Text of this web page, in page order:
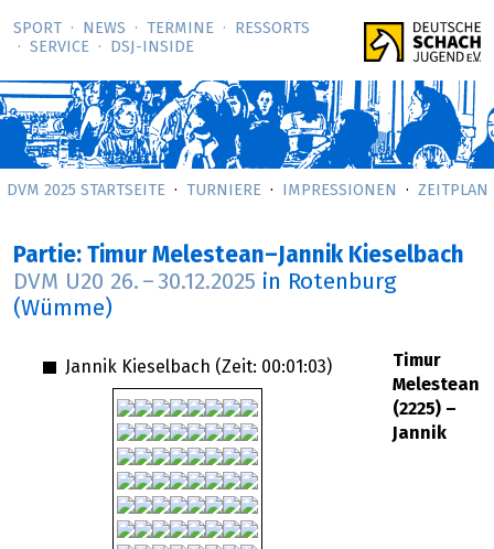
SPORT NEWS TERMINE
RESSORTS
SERVICE
DSJ-­INSIDE
DVM 2025 STARTSEITE TURNIERE IMPRESSIONEN ZEITPLAN
Partie: Timur Melestean–Jannik Kieselbach
DVM U20 26. – 30.12.2025 in Rotenburg
(Wümme)
Jannik Kieselbach (Zeit: 00:01:03)
Timur
Melestean
(2225) –
Jannik